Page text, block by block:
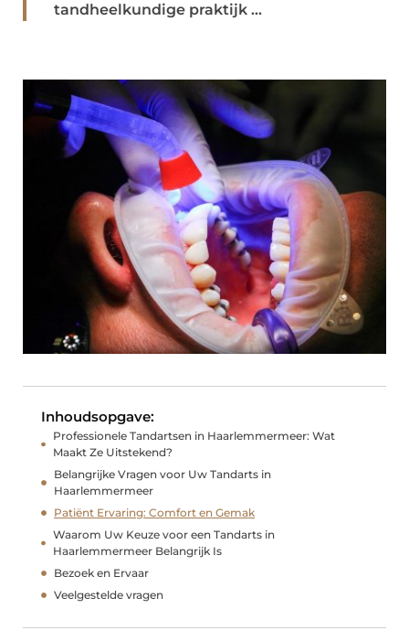
tandheelkundige praktijk ...
Inhoudsopgave:
Professionele Tandartsen in Haarlemmermeer: Wat
Maakt Ze Uitstekend?
Belangrijke Vragen voor Uw Tandarts in
Haarlemmermeer
Patiënt Ervaring: Comfort en Gemak
Waarom Uw Keuze voor een Tandarts in
Haarlemmermeer Belangrijk Is
Bezoek en Ervaar
Veelgestelde vragen